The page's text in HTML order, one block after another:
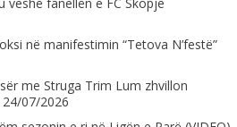
veshë fanellën e FC Skopje
në manifestimin “Tetova N’festë”
me Struga Trim Lum zhvillon
24/07/2026